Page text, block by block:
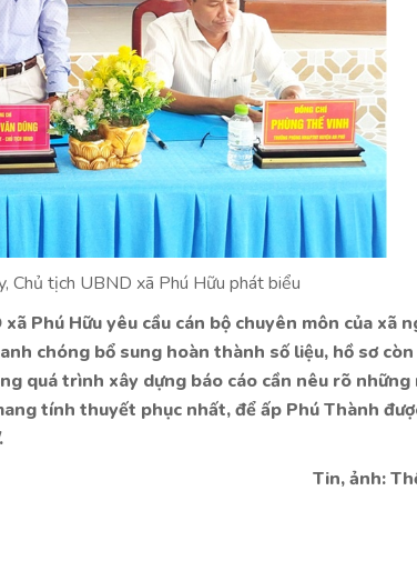
Chủ tịch UBND xã Phú Hữu phát biểu
Phú Hữu yêu cầu cán bộ chuyên môn của xã
chóng bổ sung hoàn thành số liệu, hồ sơ
quá trình xây dựng báo cáo cần nêu rõ những
tính thuyết phục nhất, để ấp Phú Thành
Tin, ảnh: